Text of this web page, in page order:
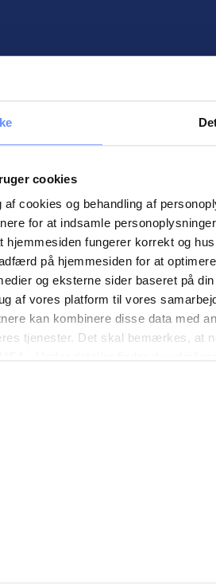
cookies
cookies og behandling af
for at indsamle
fungerer korrekt og
på hjemmesiden for at
og eksterne sider baseret på
af vores platform til vores
kan kombinere disse data med
tjenester. Det skal bemærkes, at
selv, hvilke formål vores
i